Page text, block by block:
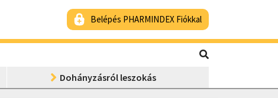
Belépés PHARMINDEX Fiókkal
Dohányzásról leszokás